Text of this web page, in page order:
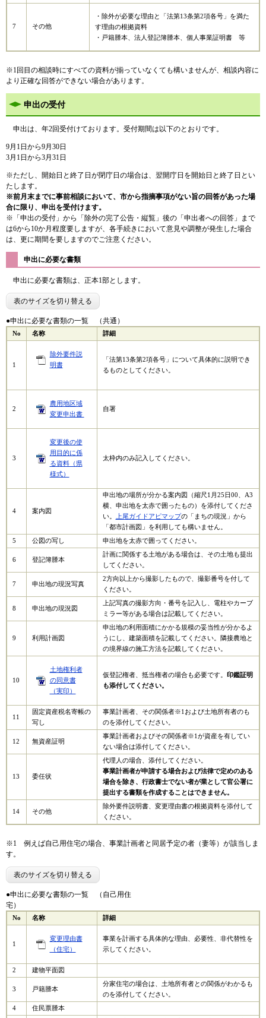
7 その他
・除外が必要な理由と「法第13条第2項各号」を満た
す理由の根拠資料
・戸籍謄本、法人登記簿謄本、個人事業証明書 等
※1回目の相談時にすべての資料が揃っていなくても構いませんが、相談内容に
より正確な回答ができない場合があります。
申出の受付
申出は、年2回受付けております。受付期間は以下のとおりです。
9月1日から9月30日
3月1日から3月31日
※ただし、開始日と終了日が閉庁日の場合は、翌開庁日を開始日と終了日とい
たします。
※前月末までに事前相談において、市から指摘事項がない旨の回答があった場
合に限り、申出を受付けます。
※「申出の受付」から「除外の完了公告・縦覧」後の「申出者への回答」まで
は6から10か月程度要しますが、各手続きにおいて意見や調整が発生した場合
は、更に期間を要しますのでご注意ください。
申出に必要な書類
​ 申出に必要な書類は、正本1部とします。
表のサイズを切り替える
●申出に必要な書類の一覧 （共通）
No 名称 詳細
1
除外要件説
明書
「法第13条第2項各号」について具体的に説明でき
るものとしてください。
2
農用地区域
変更申出書
自署
3
変更後の使
用目的に係
る資料（県
様式）
太枠内のみ記入してください。
4 案内図
申出地の場所が分かる案内図（縮尺1月25日00、A3
横、申出地を太赤で囲ったもの）を添付してくださ
い。
上尾ガイドアピマップの「まちの現況」から
「都市計画図」を利用しても構いません。
5 公図の写し 申出地を太赤で囲ってください。
6 登記簿謄本
計画に関係する土地がある場合は、その土地も提出
してください。
7 申出地の現況写真
2方向以上から撮影したもので、撮影番号を付して
ください。
8 申出地の現況図
上記写真の撮影方向・番号を記入し、電柱やカーブ
ミラー等がある場合は記載してください。
9 利用計画図
申出地の利用面積にかかる規模の妥当性が分かるよ
うにし、建築面積を記載してください。隣接農地と
の境界線の施工方法を記載してください。
10
土地権利者
の同意書
（実印）
仮登記権者、抵当権者の場合も必要です。
印鑑証明
も添付してください。
11
固定資産税名寄帳の
写し
事業計画者、その関係者※1および土地所有者のも
のを添付してください。
12 無資産証明
事業計画者およびその関係者※1が資産を有してい
ない場合は添付してください。
13 委任状
代理人の場合、添付してください。
事業計画者が申請する場合および法律で定めのある
場合を除き、行政書士でない者が業として官公署に
提出する書類を作成することはできません。
14 その他
除外要件説明書、変更理由書の根拠資料を添付して
ください。
※1 例えば自己用住宅の場合、事業計画者と同居予定の者（妻等）が該当しま
す。
表のサイズを切り替える
●申出に必要な書類の一覧 （自己用住
宅）
No 名称 詳細
1
変更理由書
（住宅）
事業を計画する具体的な理由、必要性、非代替性を
示してください。
2 建物平面図
3 戸籍謄本
分家住宅の場合は、土地所有者との関係がわかるも
のを添付してください。
4 住民票謄本